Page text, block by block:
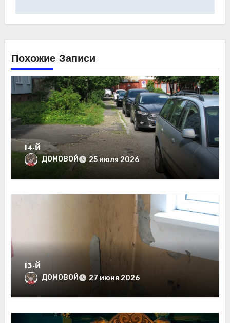
Похожие Записи
14-й
ДОМОВОЙ 25 июля 2026
13-й
ДОМОВОЙ 27 июня 2026